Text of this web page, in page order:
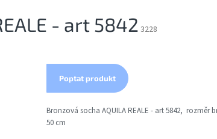
- art 5842 3228
Poptat produkt
Bronzová socha AQUILA REALE - art 5842, rozměr
50 cm